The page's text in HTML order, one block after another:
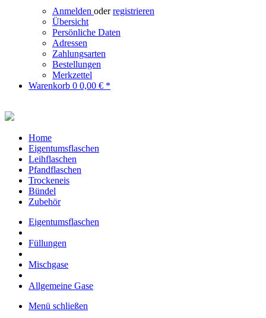
Anmelden oderregistrieren
Übersicht
Persönliche Daten
Adressen
Zahlungsarten
Bestellungen
Merkzettel
Warenkorb 0 0,00 € *
Home
Eigentumsflaschen
Leihflaschen
Pfandflaschen
Trockeneis
Bündel
Zubehör
Eigentumsflaschen
Füllungen
Mischgase
Allgemeine Gase
Menü schließen